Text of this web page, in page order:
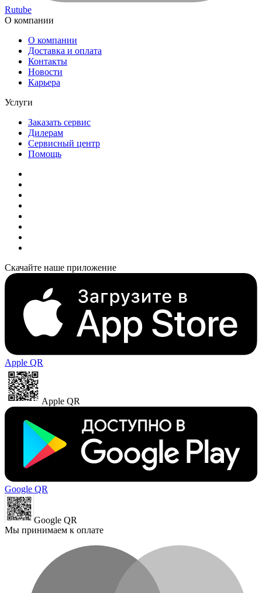
Rutube
О компании
О компании
Доставка и оплата
Контакты
Новости
Карьера
Услуги
Заказать сервис
Дилерам
Сервисный центр
Помощь
Скачайте наше приложение
Apple QR
Apple QR
Google QR
Google QR
Мы принимаем к оплате